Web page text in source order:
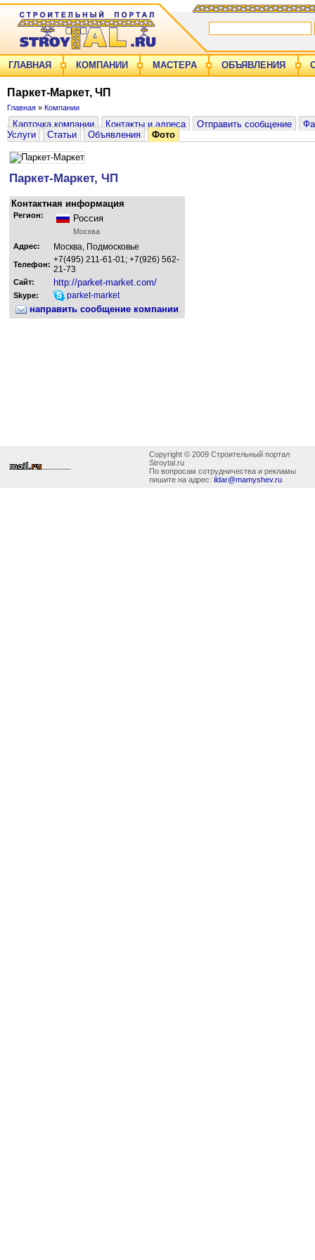
ГЛАВНАЯ КОМПАНИИ МАСТЕРА ОБЪЯВЛЕНИЯ
Паркет-Маркет, ЧП
Главная » Компании
Карточка компании Контакты и адреса Отправить сообщение
Услуги
Статьи Объявления Фото
Паркет-Маркет, ЧП
Контактная информация
Регион: Россия
Москва
Адрес:
Москва, Подмосковье
Телефон: +7(495) 211-61-01; +7(926) 562-
21-73
Сайт: http://parket-market.com/
Skype: parket-market
направить сообщение компании
Copyright © 2009 Строительный портал
Stroytal.ru
По вопросам сотрудничества и рекламы
пишите на адрес: ildar@mamyshev.ru